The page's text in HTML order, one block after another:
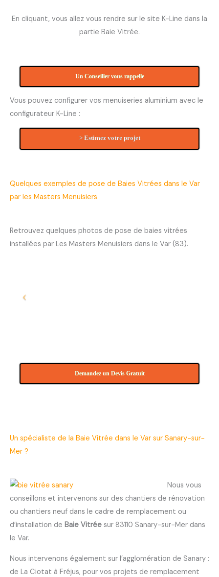
En cliquant, vous allez vous rendre sur le site K-Line dans la
partie Baie Vitrée.
Un Conseiller vous rappelle
Vous pouvez configurer vos menuiseries aluminium avec le
configurateur K-Line :
> Estimez votre projet
Quelques exemples de pose de Baies Vitrées dans le Var
par les Masters Menuisiers
Retrouvez quelques photos de pose de baies vitrées
installées par Les Masters Menuisiers dans le Var (83).
Demandez un Devis Gratuit
Un spécialiste de la Baie Vitrée dans le Var sur Sanary-sur-
Mer ?
Nous vous
conseillons et intervenons sur des chantiers de rénovation
ou chantiers neuf dans le cadre de remplacement ou
d’installation de Baie Vitrée sur 83110 Sanary-sur-Mer dans
le Var.
Nous intervenons également sur l’agglomération de Sanary :
de La Ciotat à Fréjus, pour vos projets de remplacement